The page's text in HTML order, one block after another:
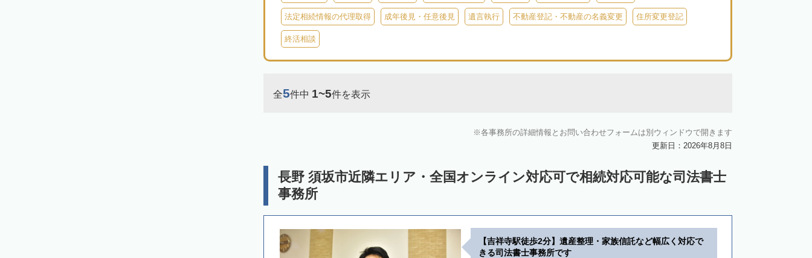
上伊那郡南箕輪村 上伊那郡飯島町 上伊那郡中川村 下伊那郡高森町 下伊那郡松川町 下伊那郡豊丘村
下伊那郡阿智村 下伊那郡喬木村 下伊那郡阿南町 下伊那郡下條村 下伊那郡泰阜村 下伊那郡天龍村
下伊那郡大鹿村
法定相続情報の代理取得 成年後見・任意後見 遺言執行 不動産登記・不動産の名義変更 住所変更登記
終活相談
全5件中 1~5件を表示
各事務所の詳細情報とお問い合わせフォームは別ウィンドウで開きます
更新日：2026年8月8日
長野 須坂市近隣エリア・全国オンライン対応可で相続対応可能な司法書士
事務所
【吉祥寺駅徒歩2分】遺産整理・家族信託など幅広く対応で
きる司法書士事務所です